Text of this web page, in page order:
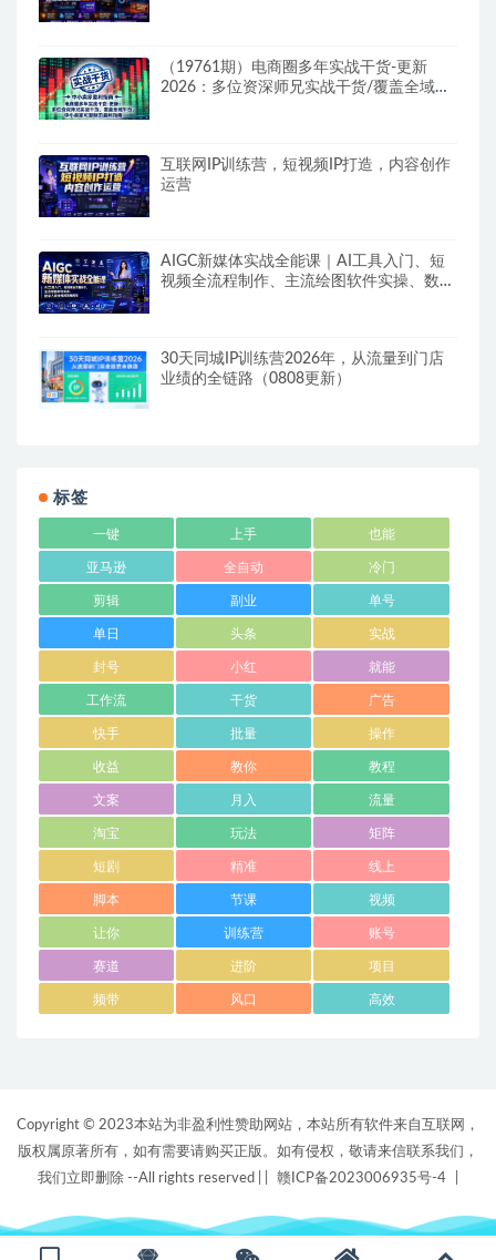
（19761期）电商圈多年实战干货-更新
2026：多位资深师兄实战干货/覆盖全域平
互联网IP训练营，短视频IP打造，内容创作
运营
AIGC新媒体实战全能课｜AI工具入门、短
视频全流程制作、主流绘图软件实操、数字
30天同城IP训练营2026年，从流量到门店
业绩的全链路（0808更新）
标签
一键 上手 也能
亚马逊 全自动 冷门
剪辑 副业 单号
单日 头条 实战
封号 小红 就能
工作流 干货 广告
快手 批量 操作
收益 教你 教程
文案 月入 流量
淘宝 玩法 矩阵
短剧 精准 线上
脚本 节课 视频
让你 训练营 账号
赛道 进阶 项目
频带 风口 高效
Copyright © 2023本站为非盈利性赞助网站，本站所有软件来自互联网，
版权属原著所有，如有需要请购买正版。如有侵权，敬请来信联系我们，
我们立即删除 --All rights reserved |
赣ICP备2023006935号-4